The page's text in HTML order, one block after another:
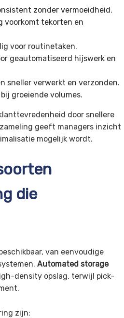
zonder vermoeidheid.
voorkomt tekorten en
voor routinetaken.
geautomatiseerd hijswerk en
sneller verwerkt en verzonden.
groeiende volumes.
door snellere
geeft managers inzicht
mogelijk wordt.
die
van eenvoudige
Automated storage
density opslag, terwijl pick-
zijn: